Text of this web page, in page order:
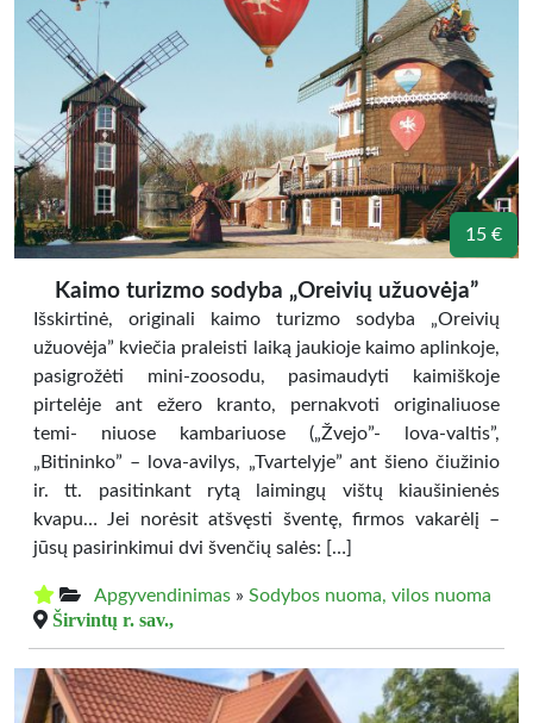
15 €
Kaimo turizmo sodyba „Oreivių užuovėja”
Išskirtinė, originali kaimo turizmo sodyba „Oreivių
užuovėja” kviečia praleisti laiką jaukioje kaimo aplinkoje,
pasigrožėti mini-zoosodu, pasimaudyti kaimiškoje
pirtelėje ant ežero kranto, pernakvoti originaliuose
temi- niuose kambariuose („Žvejo”- lova-valtis”,
„Bitininko” – lova-avilys, „Tvartelyje” ant šieno čiužinio
ir. tt. pasitinkant rytą laimingų vištų kiaušinienės
kvapu… Jei norėsit atšvęsti šventę, firmos vakarėlį –
jūsų pasirinkimui dvi švenčių salės: […]
Apgyvendinimas » Sodybos nuoma, vilos nuoma
Širvintų r. sav.,